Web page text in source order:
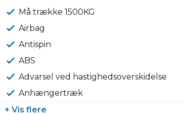
Må trække 1500KG
Airbag
Antispin
ABS
Advarsel ved hastighedsoverskidelse
Anhængertræk
+ Vis flere